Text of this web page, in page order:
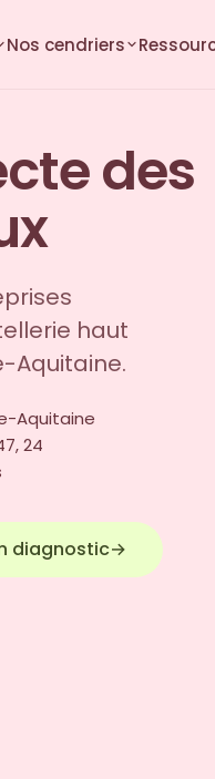
Nos cendriers
des
haut
Aquitaine.
Aquitaine
24
diagnostic→